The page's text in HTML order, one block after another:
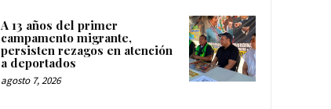
A 13 años del primer
campamento migrante,
persisten rezagos en atención
a deportados
agosto 7, 2026